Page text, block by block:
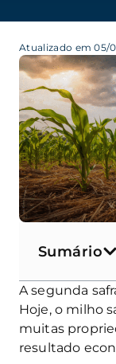
Atualizado em 05/
Sumário
A segunda
Hoje, o milho
muitas
resultado